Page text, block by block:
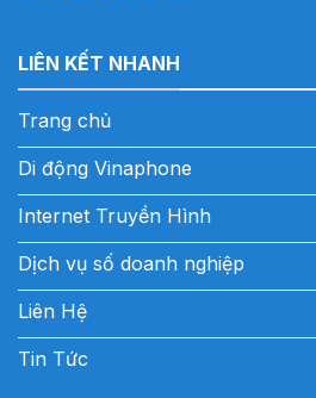
LIÊN KẾT NHANH
Trang chủ
Di động Vinaphone
Internet Truyền Hình
Dịch vụ số doanh nghiệp
Liên Hệ
Tin Tức